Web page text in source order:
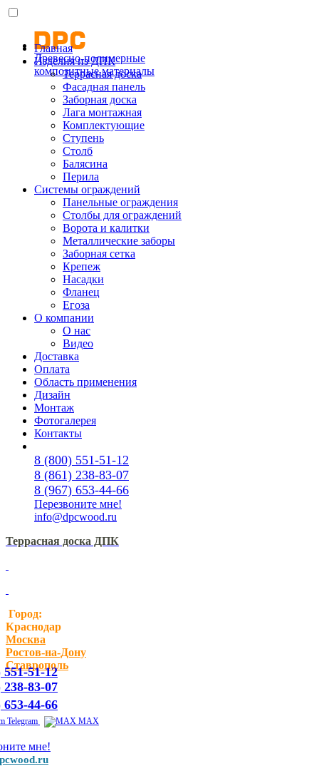
Древесно-полимерные
композитные материалы
Главная
Изделия из ДПК
Террасная доска
Фасадная панель
Заборная доска
Лага монтажная
Комплектующие
Ступень
Столб
Балясина
Перила
Системы ограждений
Панельные ограждения
Столбы для ограждений
Ворота и калитки
Металлические заборы
Заборная сетка
Крепеж
Насадки
Фланец
Егоза
О компании
О нас
Видео
Доставка
Оплата
Область применения
Дизайн
Монтаж
Фотогалерея
Контакты
8 (800) 551-51-12
8 (861) 238-83-07
8 (967) 653-44-66
Перезвоните мне!
info@dpcwood.ru
Террасная доска ДПК
Город:
Краснодар
Москва
Ростов-на-Дону
Ставрополь
551-51-12
238-83-07
653-44-66
Telegram MAX
мне!